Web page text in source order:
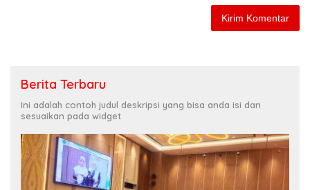
Berita Terbaru
Ini adalah contoh judul deskripsi yang bisa anda isi dan
sesuaikan pada widget